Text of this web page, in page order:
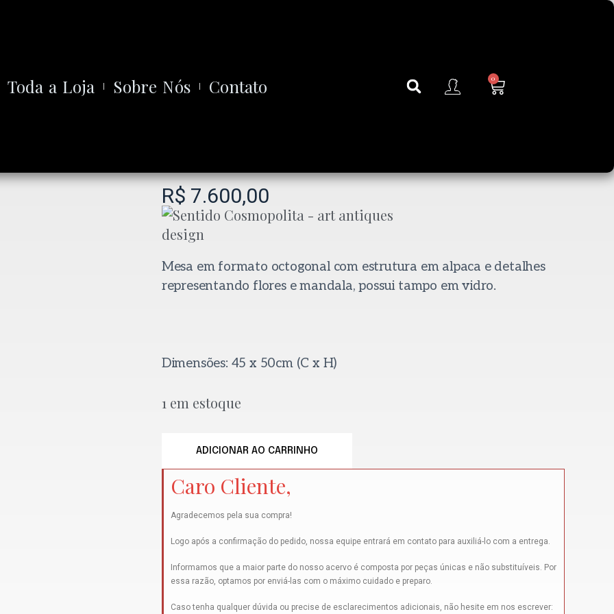
Toda a Loja Sobre Nós Contato 0
R$ 7.600,00
Mesa em formato octogonal com estrutura em alpaca e detalhes
representando flores e mandala, possui tampo em vidro.
Dimensões: 45 x 50cm (C x H)
1 em estoque
ADICIONAR AO CARRINHO
Caro Cliente,
Agradecemos pela sua compra!
Logo após a confirmação do pedido, nossa equipe entrará em contato para auxiliá-lo com a entrega.
Informamos que a maior parte do nosso acervo é composta por peças únicas e não substituíveis. Por
essa razão, optamos por enviá-las com o máximo cuidado e preparo.
Caso tenha qualquer dúvida ou precise de esclarecimentos adicionais, não hesite em nos escrever: